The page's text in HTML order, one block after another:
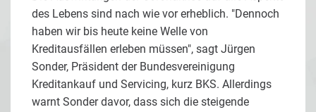
des Lebens sind nach wie vor erheblich. "Dennoch
haben wir bis heute keine Welle von
Kreditausfällen erleben müssen", sagt Jürgen
Sonder, Präsident der Bundesvereinigung
Kreditankauf und Servicing, kurz BKS. Allerdings
warnt Sonder davor, dass sich die steigende